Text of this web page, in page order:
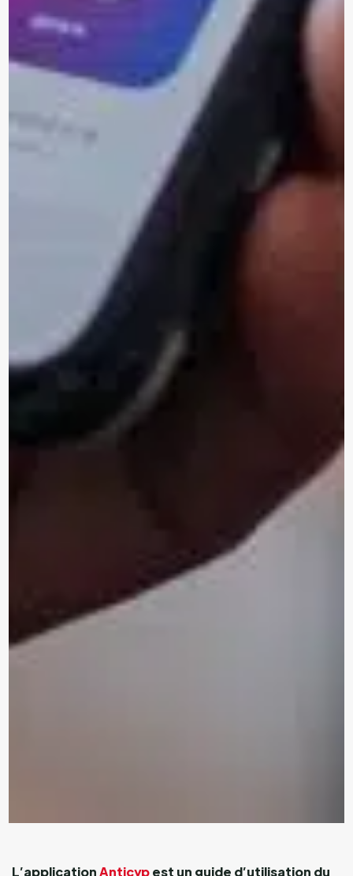
L’applicationAnticypest un guide d’utilisation du